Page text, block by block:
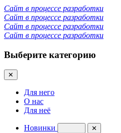
Сайт в процессе разработки
Сайт в процессе разработки
Сайт в процессе разработки
Сайт в процессе разработки
Выберите категорию
✕
Для него
О нас
Для неё
Новинки ✕